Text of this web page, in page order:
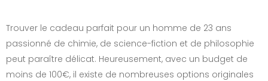
Trouver le cadeau parfait pour un homme de 23 ans
passionné de chimie, de science-fiction et de philosophie
peut paraître délicat. Heureusement, avec un budget de
moins de 100€, il existe de nombreuses options originales